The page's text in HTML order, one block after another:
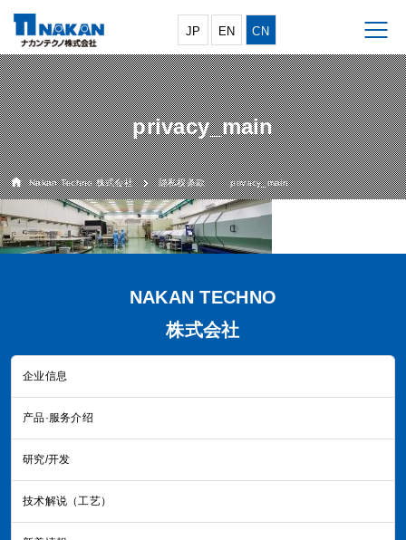
JP EN CN
privacy_main
Nakan Techno 株式会社 隐私权条款 privacy_main
NAKAN TECHNO
株式会社
企业信息
产品·服务介绍
研究/开发
技术解说（工艺）